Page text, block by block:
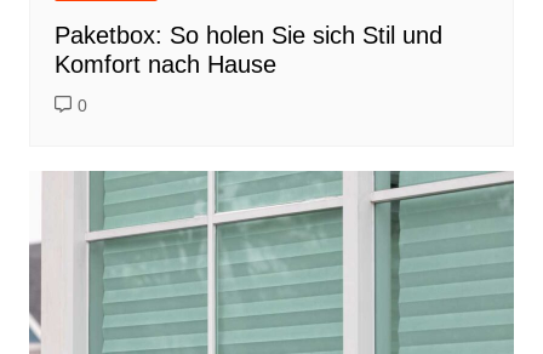
Paketbox: So holen Sie sich Stil und
Komfort nach Hause
0